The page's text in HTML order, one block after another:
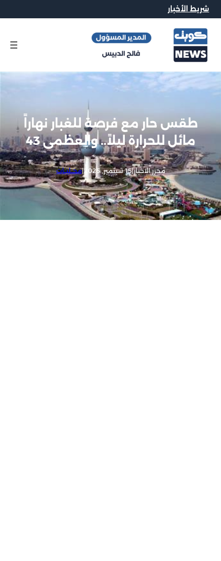
شريط الأخبار
طقس حار مع فرصة للغبار نهاراً
مائل للحرارة ليلاً.. والعظمى 43
محرر الاخبار|15 سبتمبر, 2025 |محــليــات